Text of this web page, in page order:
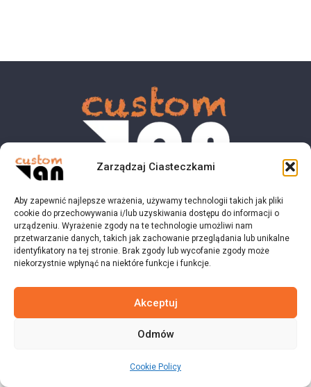
Zarządzaj Ciasteczkami
Aby zapewnić najlepsze wrażenia, używamy technologii takich jak pliki
cookie do przechowywania i/lub uzyskiwania dostępu do informacji o
urządzeniu. Wyrażenie zgody na te technologie umożliwi nam
przetwarzanie danych, takich jak zachowanie przeglądania lub unikalne
identyfikatory na tej stronie. Brak zgody lub wycofanie zgody może
niekorzystnie wpłynąć na niektóre funkcje i funkcje.
Akceptuj
Odmów
Cookie Policy
© 2023 customvan.pl - Wszystkie prawa zastrzeżone.